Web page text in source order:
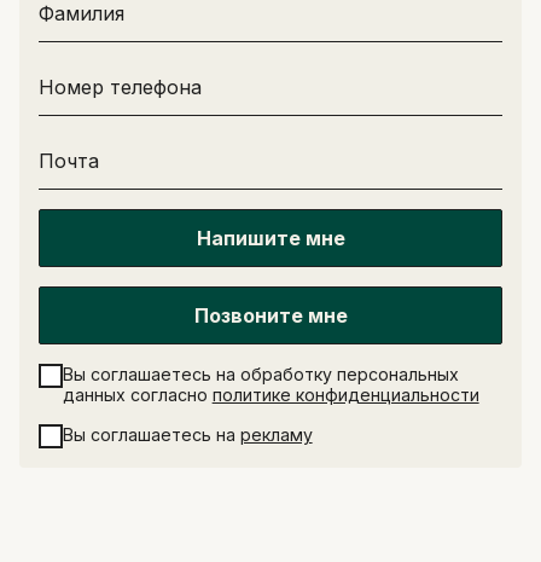
Фамилия
Номер телефона
Почта
Напишите мне
Позвоните мне
Вы соглашаетесь на обработку персональных
данных согласно политике конфиденциальности
Вы соглашаетесь на рекламу